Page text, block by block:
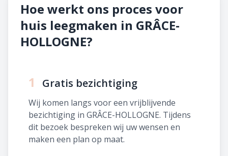
Hoe werkt ons proces voor
huis leegmaken in GRÂCE-
HOLLOGNE?
1 Gratis bezichtiging
Wij komen langs voor een vrijblijvende
bezichtiging in GRÂCE-HOLLOGNE. Tijdens
dit bezoek bespreken wij uw wensen en
maken een plan op maat.